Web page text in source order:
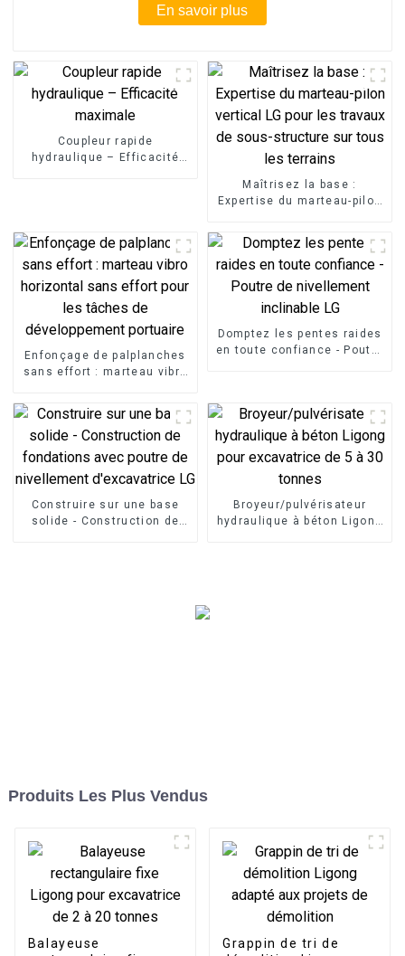
En savoir plus
Coupleur rapide
hydraulique – Efficacité
Maîtrisez la base :
Expertise du marteau-pilon
de sous-structure sur tous
les terrains
Enfonçage de palplanches
sans effort : marteau vibro
développement portuaire
Domptez les pentes raides
en toute confiance - Poutre
Construire sur une base
solide - Construction de
Broyeur/pulvérisateur
hydraulique à béton Ligong
Produits Les Plus Vendus
Balayeuse
Grappin de tri de